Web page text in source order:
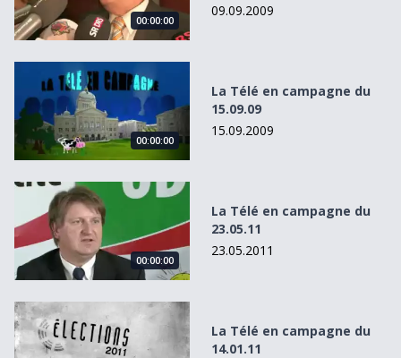
00:00:00
09.09.2009
La Télé en campagne du 15.09.09
00:00:00
La Télé en campagne du
15.09.09
15.09.2009
La Télé en campagne du 23.05.11
00:00:00
La Télé en campagne du
23.05.11
23.05.2011
La Télé en campagne du 14.01.11
La Télé en campagne du
14.01.11